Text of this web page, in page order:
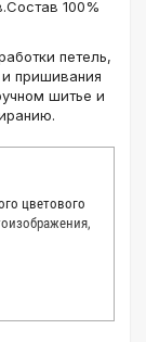
100%
петель,
пришивания
шитье и
цветового
цвет каждой